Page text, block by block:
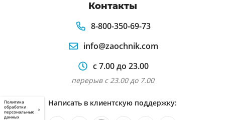
Контакты
8-800-350-69-73
info@zaochnik.com
с 7.00 до 23.00
перерыв с 23.00 до 7.00
Написать в клиентскую поддержку:
Политика
обработки
персональных
данных
×